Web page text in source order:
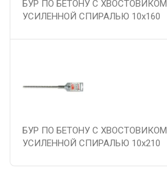
БУР ПО БЕТОНУ С ХВОСТОВИКОМ
УСИЛЕННОЙ СПИРАЛЬЮ 10х160
БУР ПО БЕТОНУ С ХВОСТОВИКОМ
УСИЛЕННОЙ СПИРАЛЬЮ 10х210